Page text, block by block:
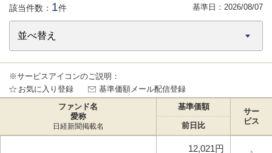
該当件数： 1件 基準日： 2026/08/07
※サービスアイコンのご説明：
お気に入り登録
基準価額メール配信登録
ファンド名
愛称
日経新聞掲載名
基準価額
サー
ビス
前日比
12,021円